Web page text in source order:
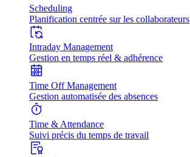
Scheduling
Planification centrée sur les collaborateurs
Intraday Management
Gestion en temps réel & adhérence
Time Off Management
Gestion automatisée des absences
Time & Attendance
Suivi précis du temps de travail